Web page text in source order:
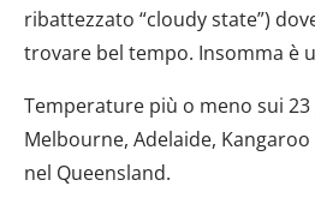
ribattezzato “cloudy state”)
trovare bel tempo. Insomma è
Temperature più o meno sui 23
Melbourne, Adelaide,
nel Queensland.